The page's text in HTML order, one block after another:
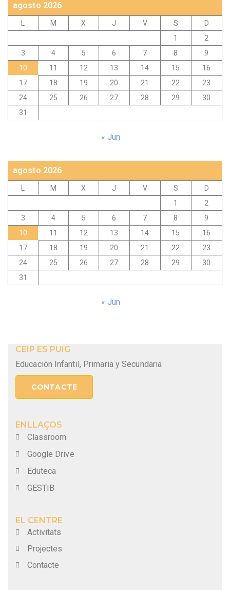
agosto 2026
M X J V S
D
1
2
3
4 5 6 7 8
9
10
11 12 13 14 15
16
17
18 19 20 21 22
23
24
25 26 27 28 29
30
31
« Jun
agosto 2026
M X J V S
D
1
2
3
4 5 6 7 8
9
10
11 12 13 14 15
16
17
18 19 20 21 22
23
24
25 26 27 28 29
30
31
« Jun
CEIP ES PUIG
Educación Infantil, Primaria y Secundaria
CONTACTE
ENLLAÇOS
Classroom
Google Drive
Eduteca
GESTIB
EL CENTRE
Activitats
Projectes
Contacte